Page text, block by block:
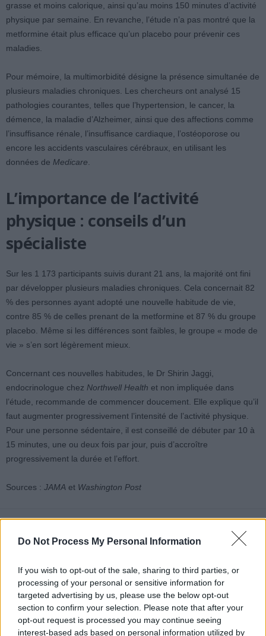
Do Not Process My Personal Information
If you wish to opt-out of the sale, sharing to third parties, or
processing of your personal or sensitive information for
targeted advertising by us, please use the below opt-out
section to confirm your selection. Please note that after your
opt-out request is processed you may continue seeing
interest-based ads based on personal information utilized by
grasse et moins calorique, ainsi qu’au moins 150 minutes d’activité
physique par semaine. En revanche, l’étude n’a pas montré que la
metformine était plus efficace qu’un placebo pour prévenir ces
maladies.
Pour mémoire, la multimorbidité désigne la présence simultanée de
plusieurs maladies chroniques. Les chercheurs ont analysé 15
pathologies courantes, telles que l’hypertension, le cancer, la
démence, la maladie d’Alzheimer, ainsi que des affections comme
l’insuffisance rénale, l’insuffisance cardiaque, l’ostéoporose ou
encore les accidents vasculaires cérébraux, en utilisant les
données de Medicare
L’importance de l’activité
physique : conseils d’un
spécialiste
Sur les 1 173 participants suivis durant 21 ans, la majorité ont fini
par développer plusieurs maladies chroniques. Cela concernait 82
% des personnes ayant adopté une nouvelle habitude de vie,
contre 85 % de celles prenant de la metformine et 87 % du groupe
placebo. Même si les différences sont faibles, le groupe « mode de
vie » s’en sort légèrement mieux.
Concernant ces nouvelles habitudes, le Dr Shirin Jaggi,
endocrinologue chez Northwell Health et non impliquée dans
l’étude, recommande de commencer doucement. Elle explique qu’il
faut augmenter progressivement l’intensité de l’activité physique.
Pour une personne sédentaire, il est conseillé de débuter par 10 à
15 minutes, une ou deux fois par jour, puis d’accroître
progressivement la durée et l’effort.
Sources : JAMA et Washington Post
Article précédent
Marcher à jeun : la clé
secrète pour brûler plus
de graisses rapidement
Article suivant
Faites attention à votre
bouillotte glacée : un
risque inattendu vous
guette